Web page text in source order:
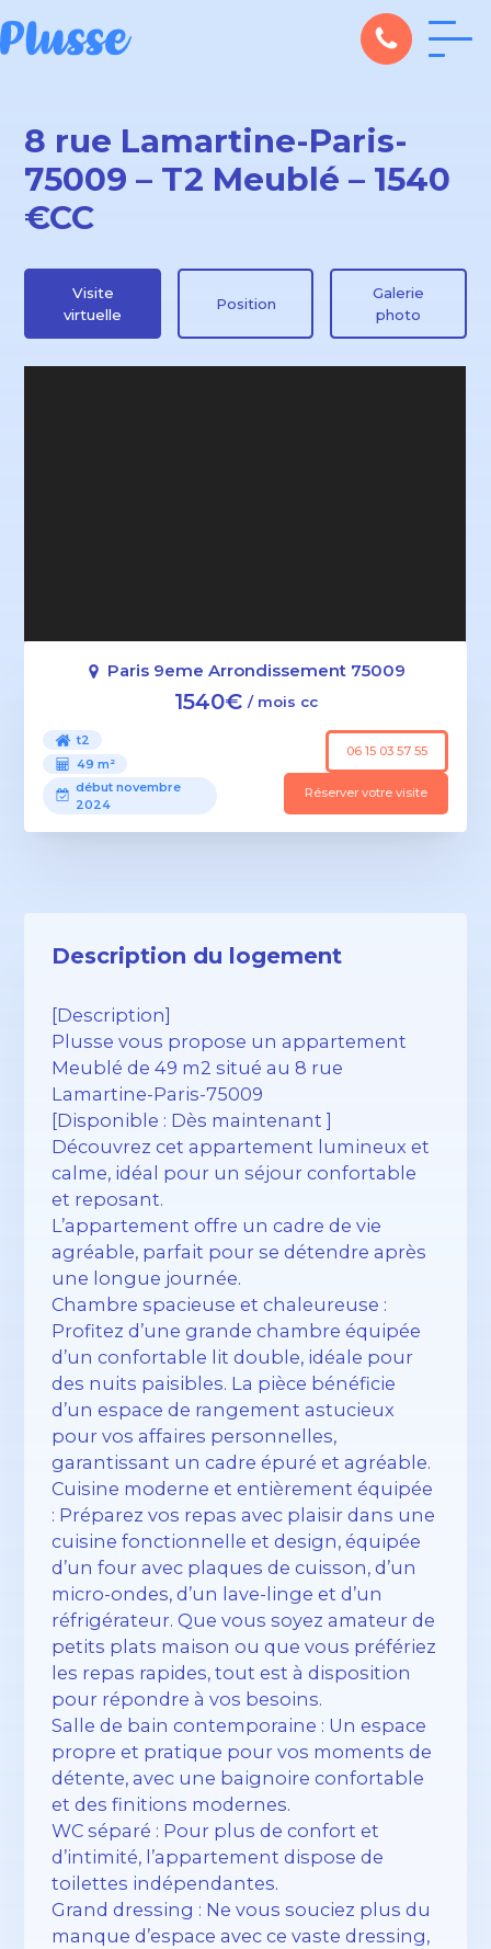
8 rue Lamartine-Paris-
75009 – T2 Meublé – 1540
€CC
Visite
virtuelle
Position
Galerie
photo
Paris 9eme Arrondissement 75009
1540€ / mois cc
t2
49 m²
début novembre
2024
06 15 03 57 55
Réserver votre visite
Description du logement
[Description]
Plusse vous propose un appartement
Meublé de 49 m2 situé au 8 rue
Lamartine-Paris-75009
[Disponible : Dès maintenant ]
Découvrez cet appartement lumineux et
calme, idéal pour un séjour confortable
et reposant.
L’appartement offre un cadre de vie
agréable, parfait pour se détendre après
une longue journée.
Chambre spacieuse et chaleureuse :
Profitez d’une grande chambre équipée
d’un confortable lit double, idéale pour
des nuits paisibles. La pièce bénéficie
d’un espace de rangement astucieux
pour vos affaires personnelles,
garantissant un cadre épuré et agréable.
Cuisine moderne et entièrement équipée
: Préparez vos repas avec plaisir dans une
cuisine fonctionnelle et design, équipée
d’un four avec plaques de cuisson, d’un
micro-ondes, d’un lave-linge et d’un
réfrigérateur. Que vous soyez amateur de
petits plats maison ou que vous préfériez
les repas rapides, tout est à disposition
pour répondre à vos besoins.
Salle de bain contemporaine : Un espace
propre et pratique pour vos moments de
détente, avec une baignoire confortable
et des finitions modernes.
WC séparé : Pour plus de confort et
d’intimité, l’appartement dispose de
toilettes indépendantes.
Grand dressing : Ne vous souciez plus du
manque d’espace avec ce vaste dressing,